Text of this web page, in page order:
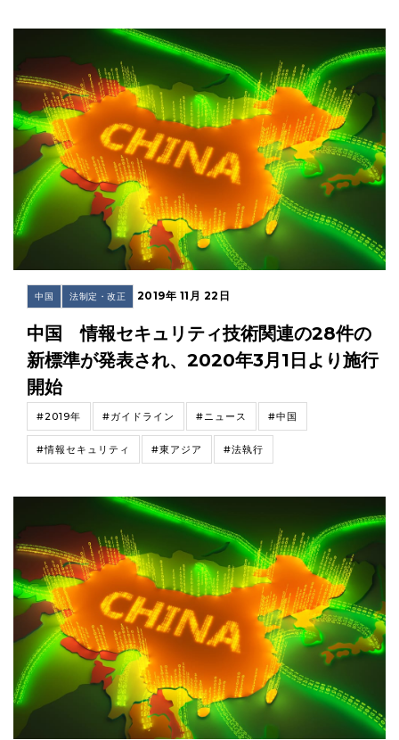
中国 法制定・改正 2019年 11月 22日
中国 情報セキュリティ技術関連の28件の
新標準が発表され、2020年3月1日より施行
開始
#2019年 #ガイドライン #ニュース #中国
#情報セキュリティ #東アジア #法執行